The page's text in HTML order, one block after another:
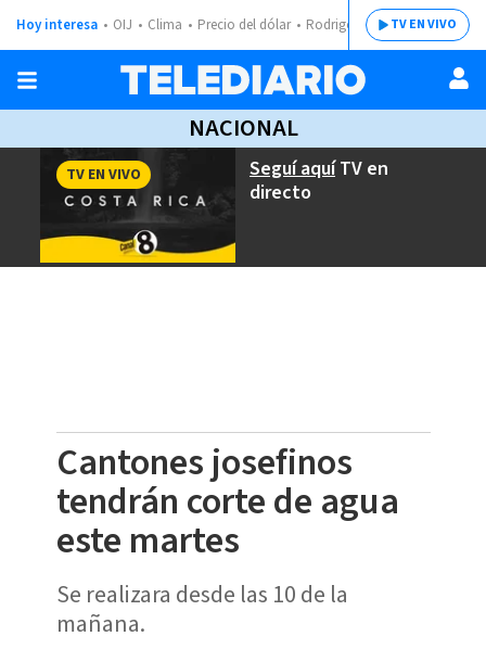
Hoy interesa OIJ Clima Precio del dólar Rodrigo ChavesTV EN VIVO
NACIONAL
Seguí aquíTV en
directo
TV EN VIVO
Cantones josefinos
tendrán corte de agua
este martes
Se realizara desde las 10 de la
mañana.